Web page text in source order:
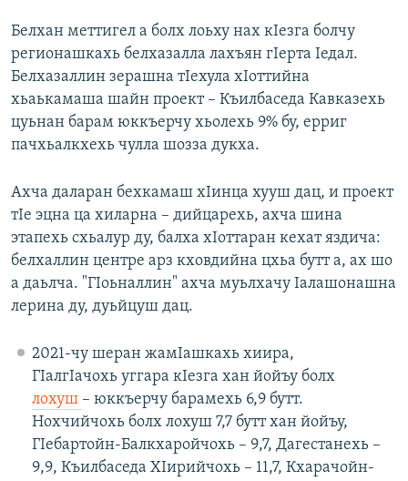
Белхан меттигел а болх лоьху нах кIезга болчу
регионашкахь белхазалла лахъян гIерта Iедал.
Белхазаллин зерашна тIехула хIоттийна
хьаькамаша шайн проект – Къилбаседа Кавказехь
цуьнан барам юккъерчу хьолехь 9% бу, ерриг
пачхьалкхехь чулла шозза дукха.
Ахча даларан бехкамаш хIинца хууш дац, и проект
тIе эцна ца хиларна – дийцарехь, ахча шина
этапехь схьалур ду, балха хIоттаран кехат яздича:
белхаллин центре арз кховдийна цхьа бутт а, ах шо
а даьлча. "ГIоьналлин" ахча муьлхачу Iалашонашна
лерина ду, дуьйцуш дац.
2021-чу шеран жамIашкахь хиира,
ГIалгIачохь уггара кIезга хан йойъу болх
лохуш – юккъерчу барамехь 6,9 бутт.
Нохчийчохь болх лохуш 7,7 бутт хан йойъу,
ГIебартойн-Балкхаройчохь – 9,7, Дагестанехь –
9,9, Къилбаседа ХIирийчохь – 11,7, Кхарачойн-